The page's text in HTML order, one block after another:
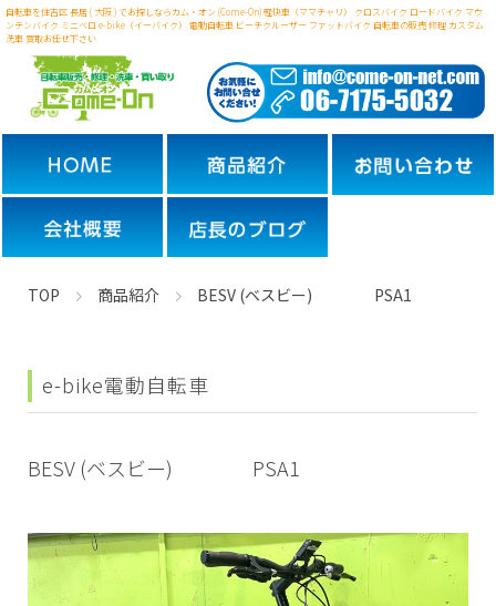
自転車を住吉区 長居 ( 大阪 ) でお探しならカム・オン (Come-On) 軽快車（ママチャリ） クロスバイク ロードバイク マウ
ンテンバイク ミニベロ e-bike（イーバイク） 電動自転車 ビーチクルーザー ファットバイク 自転車の販売 修理 カスタム
洗車 買取お任せ下さい
TOP 商品紹介 BESV (ベスビー) PSA1
e-bike電動自転車
BESV (ベスビー) PSA1